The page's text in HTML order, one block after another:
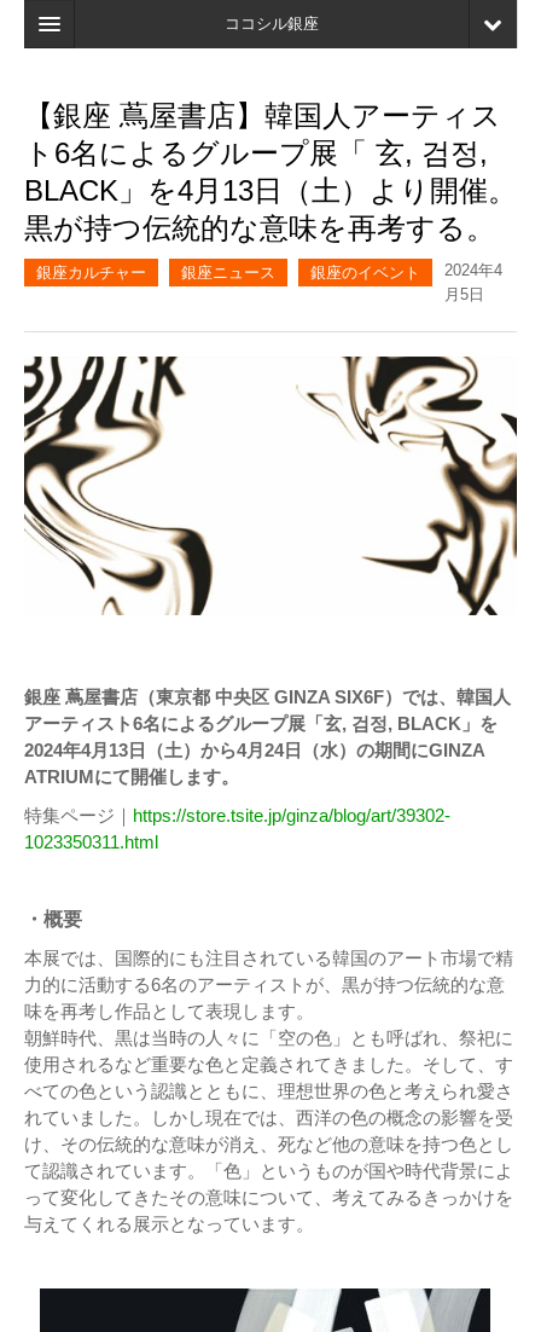
ココシル銀座
検索
店舗・施設最新情報
口コミ
マイページ
【銀座 蔦屋書店】韓国人アーティス
ト6名によるグループ展「 玄, 검정,
BLACK」を4月13日（土）より開催。
黒が持つ伝統的な意味を再考する。
銀座カルチャー 銀座ニュース 銀座のイベント
2024年4
月5日
銀座 蔦屋書店（東京都 中央区 GINZA SIX6F）では、韓国人
アーティスト6名によるグループ展「玄, 검정, BLACK」を
2024年4月13日（土）から4月24日（水）の期間にGINZA
ATRIUMにて開催します。
特集ページ｜ https://store.tsite.jp/ginza/blog/art/39302-
1023350311.html
・概要
本展では、国際的にも注目されている韓国のアート市場で精
力的に活動する6名のアーティストが、黒が持つ伝統的な意
味を再考し作品として表現します。
朝鮮時代、黒は当時の人々に「空の色」とも呼ばれ、祭祀に
使用されるなど重要な色と定義されてきました。そして、す
べての色という認識とともに、理想世界の色と考えられ愛さ
れていました。しかし現在では、西洋の色の概念の影響を受
け、その伝統的な意味が消え、死など他の意味を持つ色とし
て認識されています。「色」というものが国や時代背景によ
って変化してきたその意味について、考えてみるきっかけを
与えてくれる展示となっています。